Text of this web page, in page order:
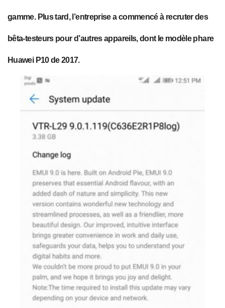
gamme. Plus tard, l’entreprise a commencé à recruter des
bêta-testeurs pour d’autres appareils, dont le modèle phare
Huawei P10 de 2017.